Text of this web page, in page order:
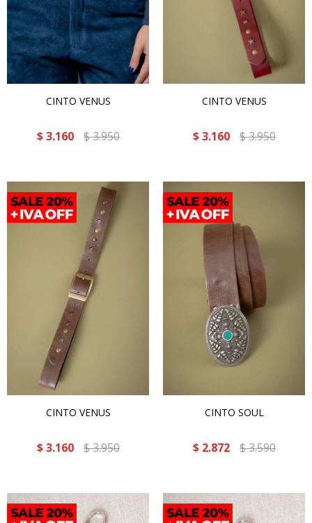
CINTO VENUS
$ 3.160 $3.950
CINTO VENUS
$ 3.160 $3.950
CINTO VENUS
$ 3.160 $3.950
CINTO SOUL
$ 2.872 $3.590